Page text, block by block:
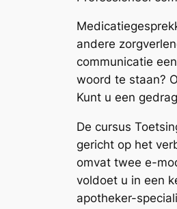
andere
communicatie
woord te staan?
Kunt u een
De cursus
gericht op het
omvat twee e-
voldoet u in een
apotheker-